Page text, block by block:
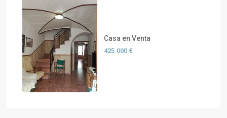
Casa en Venta
425.000 €